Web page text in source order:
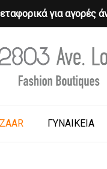
για αγορές
ΓΥΝΑΙΚΕΙΑ